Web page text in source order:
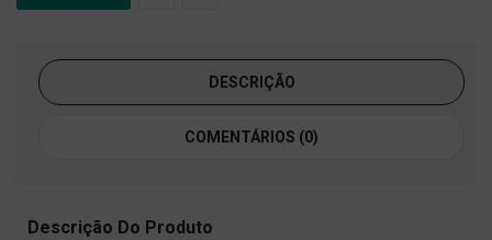
DESCRIÇÃO
COMENTÁRIOS (0)
Descrição Do Produto